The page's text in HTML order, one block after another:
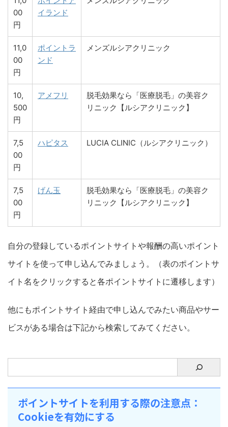
00
円
イランド
11,0
00
円
ポイントラ
ンド
メンズルシアクリニック
10,
500
円
アメフリ
脱毛効果なら「医療脱毛」の美容ク
リニック【ルシアクリニック】
7,5
00
円
ハピタス LUCIA CLINIC（ルシアクリニック）
7,5
00
円
げん玉
脱毛効果なら「医療脱毛」の美容ク
リニック【ルシアクリニック】
自分の登録しているポイントサイトや報酬の高いポイント
サイトを使って申し込んでみましょう。（表のポイントサ
イト名をクリックすると各ポイントサイトに遷移します）
他にもポイントサイト経由で申し込んでみたい商品やサー
ビスがある場合は下記から検索してみてください。
ポイントサイトを利用する際の注意点：
Cookieを有効にする